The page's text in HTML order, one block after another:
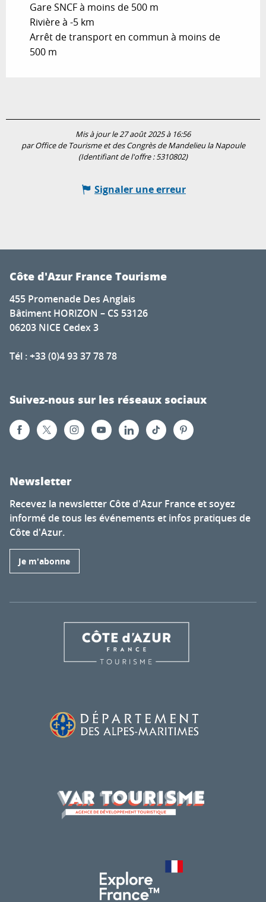
Gare SNCF à moins de 500 m
Rivière à -5 km
Arrêt de transport en commun à moins de
500 m
Mis à jour le 27 août 2025 à 16:56
par Office de Tourisme et des Congrès de Mandelieu la Napoule
(Identifiant de l'offre :5310802)
Signaler une erreur
Côte d'Azur France Tourisme
455 Promenade Des Anglais
Bâtiment HORIZON – CS 53126
06203 NICE Cedex 3
Tél : +33 (0)4 93 37 78 78
Suivez-nous sur les réseaux sociaux
Newsletter
Recevez la newsletter Côte d'Azur France et soyez
informé de tous les événements et infos pratiques de
Côte d'Azur.
Je m'abonne